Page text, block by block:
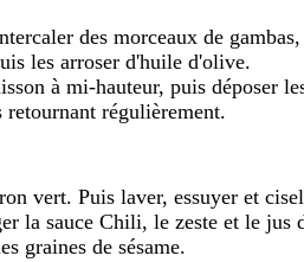
des morceaux de
les arroser d'huile d'olive.
à mi-hauteur, puis déposer
retournant régulièrement.
vert. Puis laver, essuyer et
la sauce Chili, le zeste et le jus
graines de sésame.